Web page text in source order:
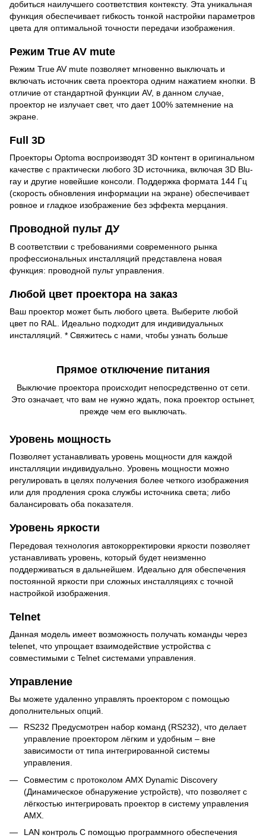
добиться наилучшего соответствия контексту. Эта уникальная
функция обеспечивает гибкость тонкой настройки параметров
цвета для оптимальной точности передачи изображения.
Режим True AV mute
Режим True AV mute позволяет мгновенно выключать и
включать источник света проектора одним нажатием кнопки. В
отличие от стандартной функции AV, в данном случае,
проектор не излучает свет, что дает 100% затемнение на
экране.
Full 3D
Проекторы Optoma воспроизводят 3D контент в оригинальном
качестве с практически любого 3D источника, включая 3D Blu-
ray и другие новейшие консоли. Поддержка формата 144 Гц
(скорость обновления информации на экране) обеспечивает
ровное и гладкое изображение без эффекта мерцания.
Проводной пульт ДУ
В соответствии с требованиями современного рынка
профессиональных инсталляций представлена новая
функция: проводной пульт управления.
Любой цвет проектора на заказ
Ваш проектор может быть любого цвета. Выберите любой
цвет по RAL. Идеально подходит для индивидуальных
инсталляций. * Свяжитесь с нами, чтобы узнать больше
Прямое отключение питания
Выключие проектора происходит непосредственно от сети.
Это означает, что вам не нужно ждать, пока проектор остынет,
прежде чем его выключать.
Уровень мощность
Позволяет устанавливать уровень мощности для каждой
инсталляции индивидуально. Уровень мощности можно
регулировать в целях получения более четкого изображения
или для продления срока службы источника света; либо
балансировать оба показателя.
Уровень яркости
Передовая технология автокорректировки яркости позволяет
устанавливать уровень, который будет неизменно
поддерживаться в дальнейшем. Идеально для обеспечения
постоянной яркости при сложных инсталляциях с точной
настройкой изображения.
Telnet
Данная модель имеет возможность получать команды через
telenet, что упрощает взаимодействие устройства с
совместимыми с Telnet системами управления.
Управление
Вы можете удаленно управлять проектором с помощью
дополнительных опций.
RS232 Предусмотрен набор команд (RS232), что делает
управление проектором лёгким и удобным – вне
зависимости от типа интегрированной системы
управления.
Совместим с протоколом AMX Dynamic Discovery
(Динамическое обнаружение устройств), что позволяет с
лёгкостью интегрировать проектор в систему управления
AMX.
LAN контроль С помощью программного обеспечения